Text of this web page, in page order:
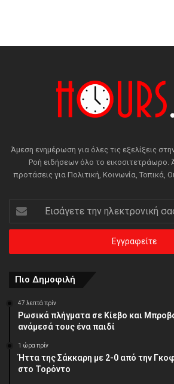
Άμεση ενημέρωση για όλες τις εξελίξεις
Ροή ειδήσεων όλο το εικοσιτετράωρο.
προτάσεις για Πολιτική, Κοινωνία, Τοπικά,
την
ηλεκτρονική
διεύθυνση
Πιο Δημοφιλή
47 λεπτά πρίν
Ρωσικά πλήγματα σε Κίεβο και
ανάμεσά τους ένα παιδί
1 ώρα πρίν
Ήττα της Σάκκαρη με 2-0 από την
στο Τορόντο